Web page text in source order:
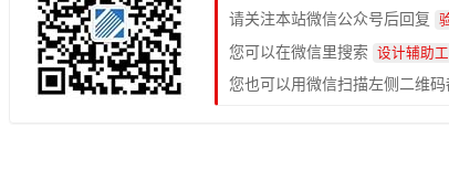
请关注本站微信公众号后回复
您可以在微信里搜索
设计辅助
您也可以用微信扫描左侧二维码